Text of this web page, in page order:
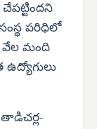
చేపట్టిందని
పరిధిలో
వేల మంది
ఉద్యోగులు